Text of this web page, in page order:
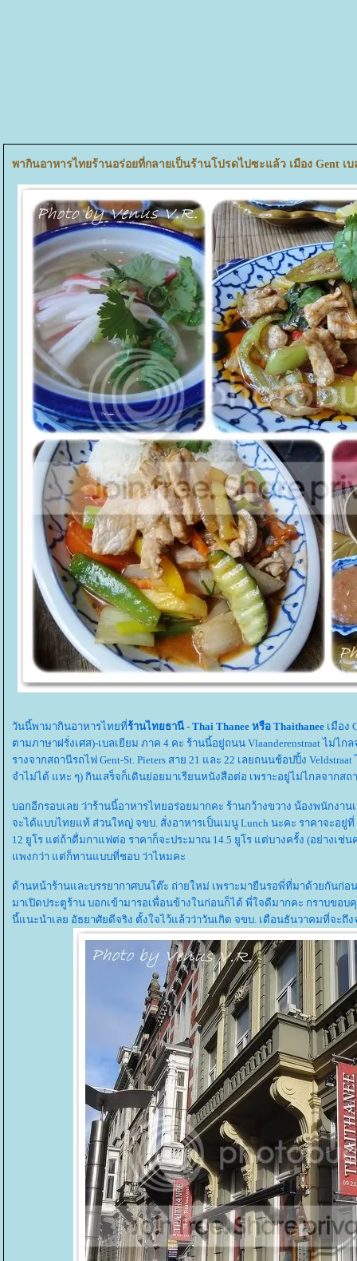
พากินอาหารไทยร้านอร่อยที่กลายเป็นร้านโปรดไปซะแล้ว เมือง Gent เบ
วันนี้พามากินอาหารไทยที่ร้านไทยธานี - Thai Thanee หรือ Thaithanee เมือง
ตามภาษาฝรั่งเศส)-เบลเยียม ภาค 4 คะ ร้านนี้อยู่ถนน Vlaanderenstraat ไม่ไก
รางจากสถานีรถไฟ Gent-St. Pieters สาย 21 และ 22 เลยถนนช้อปปิ้ง
จำไม่ได้ แหะ ๆ) กินเสร็จก็เดินย่อยมาเรียนหนังสือต่อ เพราะอยู่ไม่ไกลจากส
บอกอีกรอบเลย ว่าร้านนี้อาหารไทยอร่อยมากคะ ร้านกว้างขวาง น้องพนักงา
จะได้แบบไทยแท้ ส่วนใหญ่ จขบ. สั่งอาหารเป็นเมนู Lunch นะคะ ราคาจะอยู่
12 ยูโร แต่ถ้าดื่มกาแฟต่อ ราคาก็จะประมาณ 14.5 ยูโร แต่บางครั้ง (อย่างเช่
พงกว่า แต่ก็ทานแบบที่ชอบ ว่าไหมคะ
ด้านหน้าร้านและบรรยากาศบนโต๊ะ ถ่ายใหม่ เพราะมายืนรอพี่ที่มาด้วยกันก่อ
มาเปิดประตูร้าน บอกเข้ามารอเพื่อนข้างในก่อนก็ได้ พี่ใจดีมากคะ กราบขอบ
นี้แนะนำเลย อัธยาศัยดีจริง ตั้งใจไว้แล้วว่าวันเกิด จขบ. เดือนธันวาคมที่จะถึ